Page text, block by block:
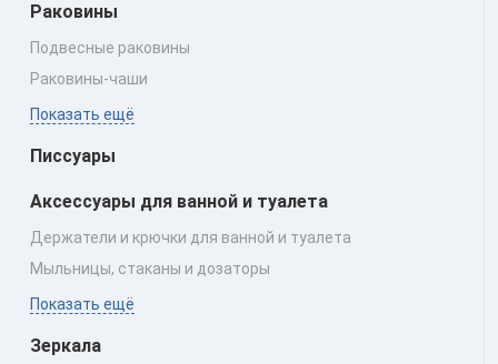
Раковины
Подвесные раковины
Раковины‑чаши
Показать ещё
Писсуары
Аксессуары для ванной и туалета
Держатели и крючки для ванной и туалета
Мыльницы, стаканы и дозаторы
Показать ещё
Зеркала